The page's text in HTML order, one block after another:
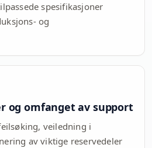
spesifikasjoner
og
og omfanget av support
veiledning i
av viktige reservedeler